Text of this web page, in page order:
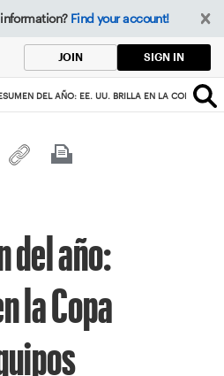
Find your account!
JOIN SIGN IN
DEL AÑO: EE. UU. BRILLA EN LA COPA
del año:
la Copa